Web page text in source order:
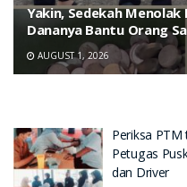
Yakin, Sedekah
Dananya Bantu Orang
AUGUST 1, 2026
Periksa
Petugas
dan Driver